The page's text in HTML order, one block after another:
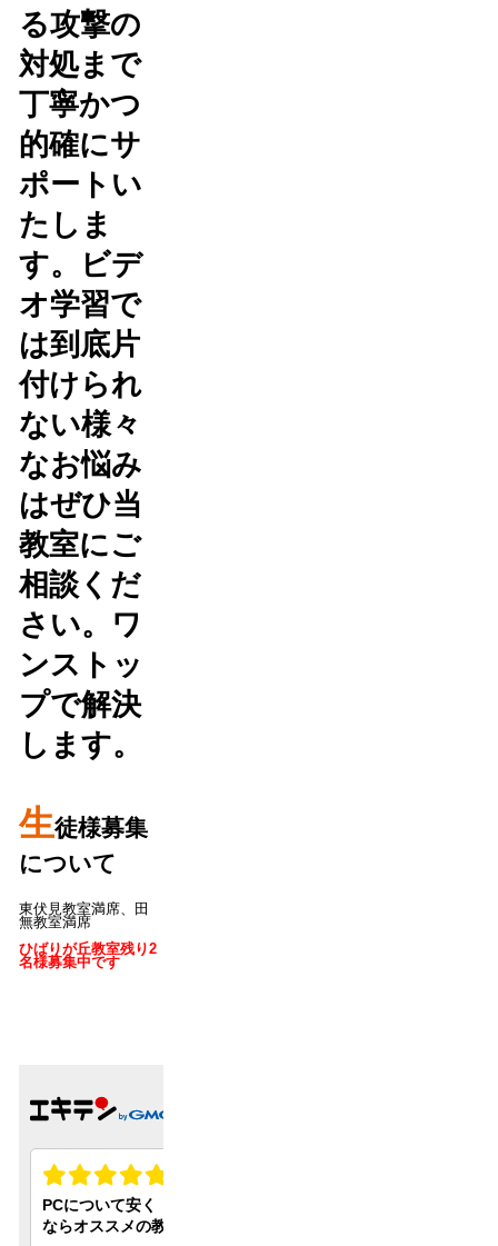
る攻撃の
対処まで
丁寧かつ
的確にサ
ポートい
たしま
す。ビデ
オ学習で
は到底片
付けられ
ない様々
なお悩み
はぜひ当
教室にご
相談くだ
さい。ワ
ンストッ
プで解決
します。
生徒様募集
について
東伏見教室満席、田
無教室満席
ひばりが丘教室残り2
名様募集中です